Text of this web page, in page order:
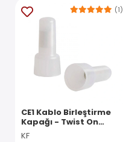
CE1 Kablo Birleştirme
Kapağı - Twist On
Konnektör
KF
(1)